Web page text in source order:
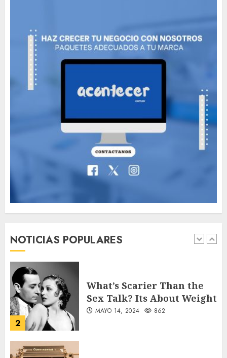
NOTICIAS POPULARES
The full story of
Thailand’s extraordinary
cave rescue
Valentino Goes
Deliberately Feminine for
Fall 2018
MAYO 16, 2024
1
Searching for the
forgotten heroes of World
MAYO 14, 2024
2
What’s Scarier Than the
Sex Talk? Its About Weight
MAYO 14, 2024 862